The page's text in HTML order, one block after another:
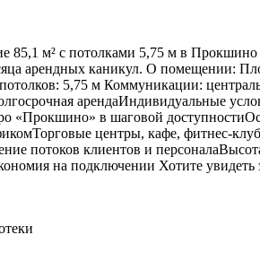
85,1 м² с потолками 5,75 м в
арендных каникул. О помещении:
5,75 м Коммуникации:
арендаИндивидуальные
«Прокшино» в шаговой
центры, кафе, фитнес-
потоков клиентов и
на подключении Хотите